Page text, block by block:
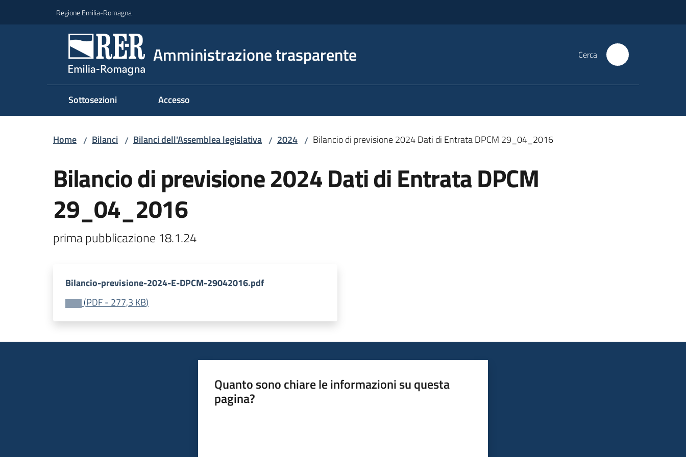
Regione Emilia-Romagna
Amministrazione trasparente Cerca
Sottosezioni Accesso
Home / Bilanci / Bilanci dell'Assemblea legislativa / 2024 / Bilancio di previsione 2024 Dati di Entrata DPCM 29_04_2016
Bilancio di previsione 2024 Dati di Entrata DPCM
29_04_2016
prima pubblicazione 18.1.24
Bilancio-previsione-2024-E-DPCM-29042016.pdf
(PDF- 277,3 KB)
Quanto sono chiare le informazioni su questa
pagina?